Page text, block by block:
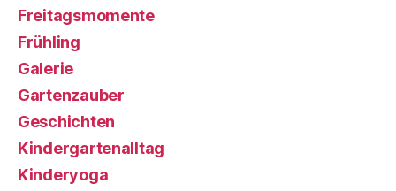
Freitagsmomente
Frühling
Galerie
Gartenzauber
Geschichten
Kindergartenalltag
Kinderyoga